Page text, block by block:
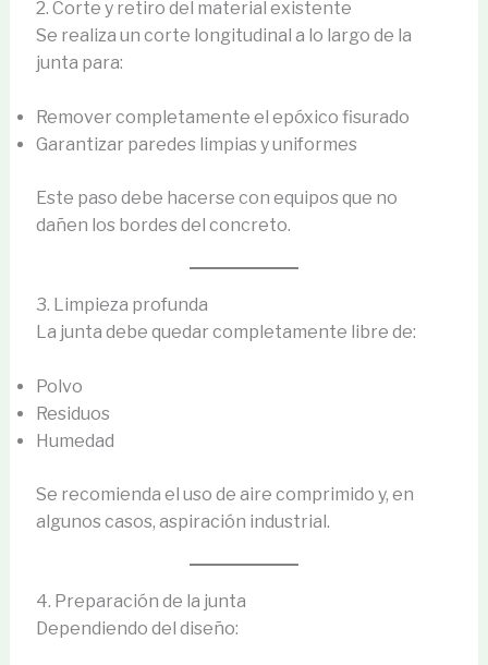
2. Corte y retiro del material existente
Se realiza un corte longitudinal a lo largo de la
junta para:
Remover completamente el epóxico fisurado
Garantizar paredes limpias y uniformes
Este paso debe hacerse con equipos que no
dañen los bordes del concreto.
3. Limpieza profunda
La junta debe quedar completamente libre de:
Polvo
Residuos
Humedad
Se recomienda el uso de aire comprimido y, en
algunos casos, aspiración industrial.
4. Preparación de la junta
Dependiendo del diseño: